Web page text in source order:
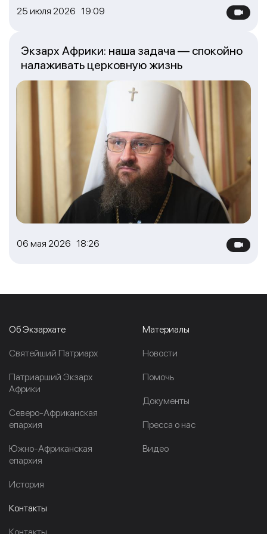
25 июля 2026 19:09
06 мая 2026 18:26
Экзарх Африки: наша задача — спокойно
налаживать церковную жизнь
Об Экзархате
Cвятейший Патриарх
Патриарший Экзарх
Африки
Северо-Африканская
епархия
Южно-Африканская
епархия
История
Материалы
Новости
Помочь
Документы
Пресса о нас
Видео
Контакты
Контакты